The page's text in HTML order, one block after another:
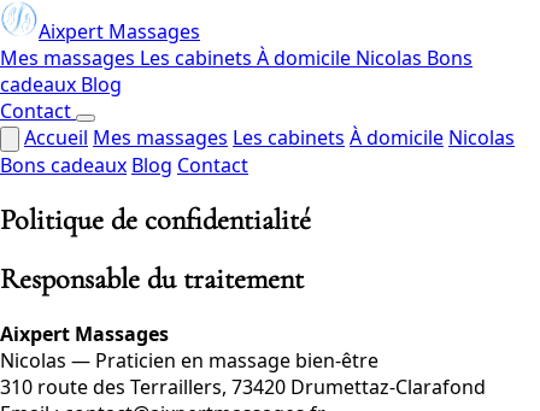
Aixpert Massages
Mes massages Les cabinets À domicile Nicolas Bons
cadeaux Blog
Contact
Accueil Mes massages Les cabinets À domicile Nicolas
Bons cadeaux Blog Contact
Politique de confidentialité
Responsable du traitement
Aixpert Massages
Nicolas — Praticien en massage bien-être
310 route des Terraillers, 73420 Drumettaz-Clarafond